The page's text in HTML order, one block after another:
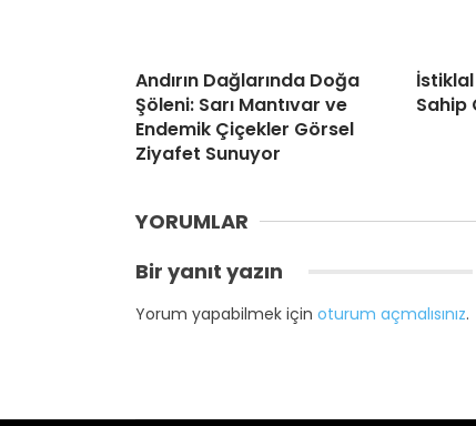
Andırın Dağlarında Doğa
Şöleni: Sarı Mantıvar ve
Endemik Çiçekler Görsel
Ziyafet Sunuyor
Sahip
YORUMLAR
Bir yanıt yazın
Yorum yapabilmek için oturum açmalısınız.